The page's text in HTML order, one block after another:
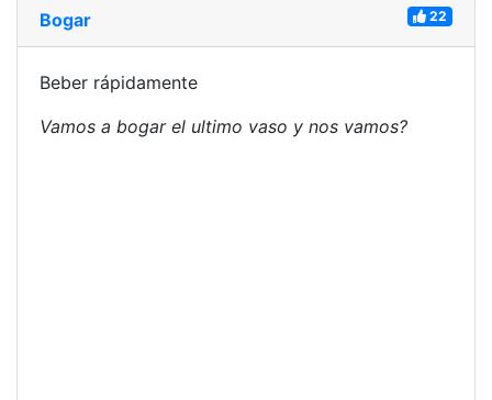
Bogar 22
Beber rápidamente
Vamos a bogar el ultimo vaso y nos vamos?